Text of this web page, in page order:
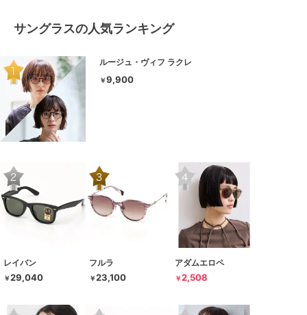
サングラスの人気ランキング
ルージュ・ヴィフ ラクレ
￥9,900
レイバン
￥29,040
フルラ
￥23,100
アダムエロペ
￥2,508